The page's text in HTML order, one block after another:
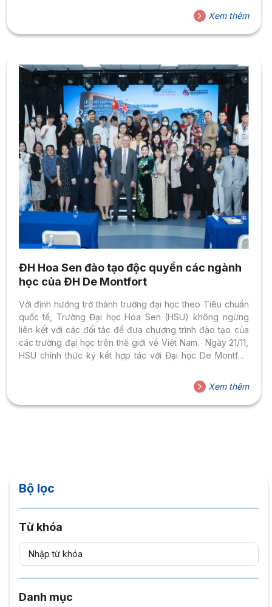
Xem thêm
ĐH Hoa Sen đào tạo độc quyền các ngành
học của ĐH De Montfort
Với định hướng trở thành trường đại học theo Tiêu chuẩn
quốc tế, Trường Đại học Hoa Sen (HSU) không ngừng
liên kết với các đối tác để đưa chương trình đào tạo của
các trường đại học trên thế giới về Việt Nam. Ngày 21/11,
HSU chính thức ký kết hợp tác với Đại học De Montfort
Nam. Chương trình có sự tham dự của GS. Hiệp sĩ Steve
Smith – Đại sứ Giáo dục Toàn cầu Quốc tế Vương quốc
Anh, bà Emily Hamblin – Tổng Lãnh Sự...
Xem thêm
Bộ lọc
Từ khóa
Danh mục